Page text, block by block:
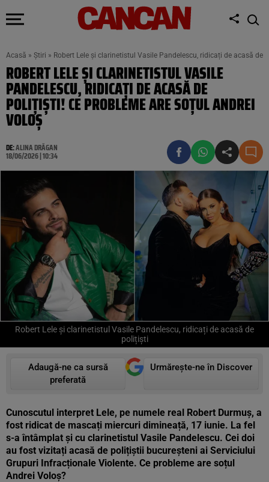
Acasă » Știri » Robert Lele și clarinetistul Vasile Pandelescu, ridicați de acasă
ROBERT LELE ȘI CLARINETISTUL VASILE
PANDELESCU, RIDICAȚI DE ACASĂ DE
POLIȚIȘTI! CE PROBLEME ARE SOȚUL ANDREI
VOLOȘ
DE:ALINA DRĂGAN
18/06/2026 | 10:34
Robert Lele și clarinetistul Vasile Pandelescu, ridicați de acasă de
polițiști
Adaugă-ne ca sursă
preferată
Urmărește-ne în Discover
Cunoscutul interpret Lele, pe numele real Robert Durmuș, a
fost ridicat de mascați miercuri dimineață, 17 iunie. La fel
s-a întâmplat și cu clarinetistul Vasile Pandelescu. Cei doi
au fost vizitați acasă de polițiștii bucureșteni ai Serviciului
Grupuri Infracționale Violente. Ce probleme are soțul
Andrei Voloș?